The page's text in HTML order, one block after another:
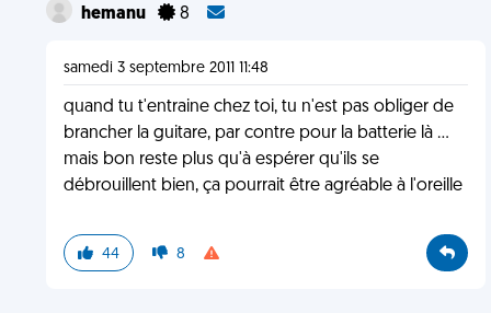
hemanu 8
samedi 3 septembre 2011 11:48
quand tu t'entraine chez toi, tu n'est pas obliger de
brancher la guitare, par contre pour la batterie là ...
mais bon reste plus qu'à espérer qu'ils se
débrouillent bien, ça pourrait être agréable à l'oreille
44 8